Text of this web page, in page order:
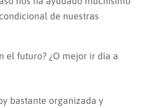
de nuestras
el futuro? ¿O mejor ir día a
bastante organizada y